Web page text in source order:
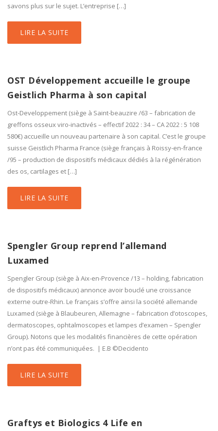
savons plus sur le sujet. L’entreprise […]
LIRE LA SUITE
OST Développement accueille le groupe
Geistlich Pharma à son capital
Ost-Developpement (siège à Saint-beauzire /63 – fabrication de
greffons osseux viro-inactivés – effectif 2022 : 34 – CA 2022 : 5 108
580€) accueille un nouveau partenaire à son capital. C’est le groupe
suisse Geistlich Pharma France (siège français à Roissy-en-france
/95 – production de dispositifs médicaux dédiés à la régénération
des os, cartilages et […]
LIRE LA SUITE
Spengler Group reprend l’allemand
Luxamed
Spengler Group (siège à Aix-en-Provence /13 – holding, fabrication
de dispositifs médicaux) annonce avoir bouclé une croissance
externe outre-Rhin. Le français s’offre ainsi la société allemande
Luxamed (siège à Blaubeuren, Allemagne – fabrication d’otoscopes,
dermatoscopes, ophtalmoscopes et lampes d’examen – Spengler
Group). Notons que les modalités financières de cette opération
n’ont pas été communiquées. | E.B ©Decidento
LIRE LA SUITE
Graftys et Biologics 4 Life en